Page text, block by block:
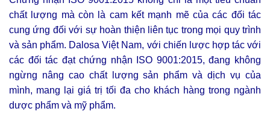
chất lượng mà còn là cam kết mạnh mẽ của các đối tác
cung ứng đối với sự hoàn thiện liên tục trong mọi quy trình
và sản phẩm. Dalosa Việt Nam, với chiến lược hợp tác với
các đối tác đạt chứng nhận ISO 9001:2015, đang không
ngừng nâng cao chất lượng sản phẩm và dịch vụ của
mình, mang lại giá trị tối đa cho khách hàng trong ngành
dược phẩm và mỹ phẩm.